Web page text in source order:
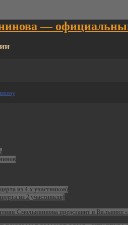
—
из 4-х участников)
из 2 участников)
Смольянинова представит в Вильнюсе